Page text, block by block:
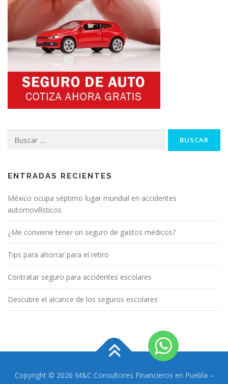
ENTRADAS RECIENTES
México ocupa séptimo lugar mundial en accidentes
automovilísticos
¿Me conviene tener un seguro de gastos médicos?
Tips para ahorrar para el retiro
Contratar seguro para accidentes escolares
Descubre el alcance de los seguros escolares
Copyright © 2026 M&C Consultores Financieros en Puebla –